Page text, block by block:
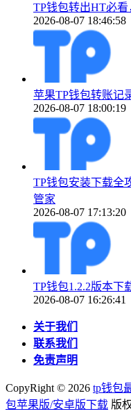
TP钱包转出HT必看
2026-08-07 18:46:58
苹果TP钱包转账记
2026-08-07 18:00:19
TP钱包安装下载全
管家
2026-08-07 17:13:20
TP钱包1.2.2版本下
2026-08-07 16:26:41
关于我们
联系我们
免责声明
CopyRight © 2026 tp钱包
包苹果版/安卓版下载 版